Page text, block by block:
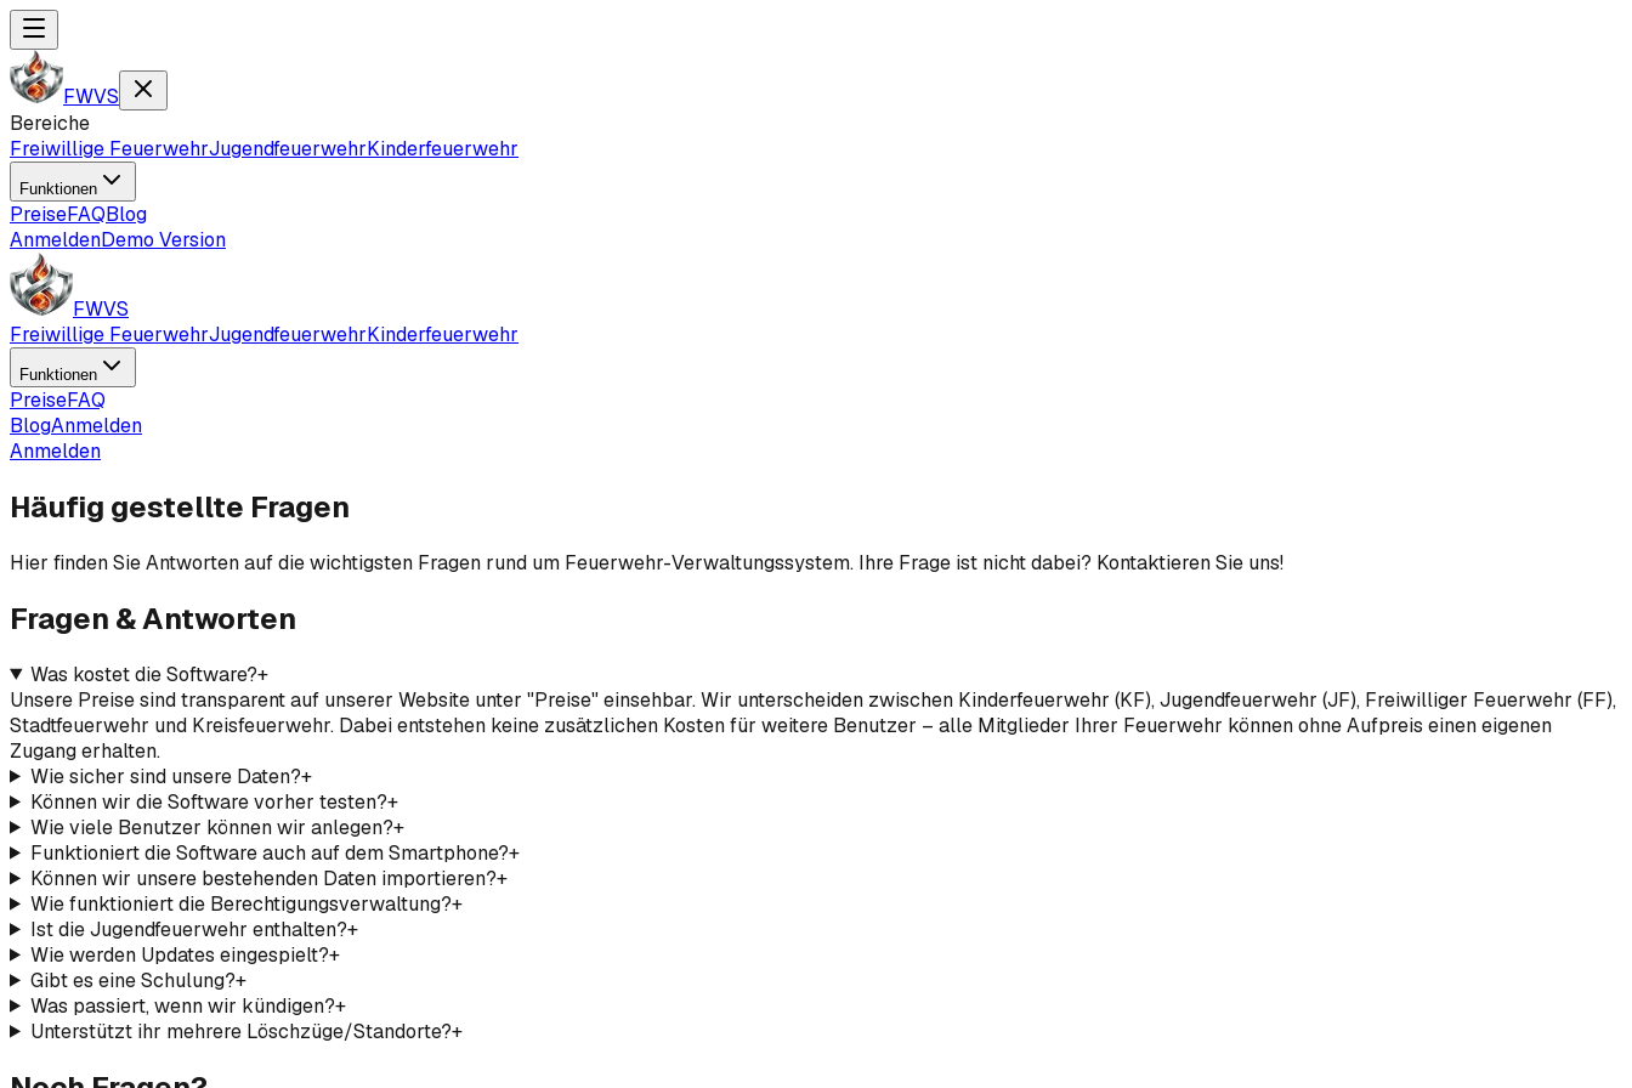
FWVS
Bereiche
Freiwillige FeuerwehrJugendfeuerwehrKinderfeuerwehr
Funktionen
PreiseFAQBlog
AnmeldenDemo Version
FWVS
Freiwillige FeuerwehrJugendfeuerwehrKinderfeuerwehr
Funktionen
PreiseFAQ
BlogAnmelden
Anmelden
Häufig gestellte Fragen
Hier finden Sie Antworten auf die wichtigsten Fragen rund um Feuerwehr-Verwaltungssystem. Ihre Frage ist nicht dabei? Kontaktieren Sie uns!
Fragen & Antworten
Was kostet die Software?+
Unsere Preise sind transparent auf unserer Website unter "Preise" einsehbar. Wir unterscheiden zwischen Kinderfeuerwehr (KF), Jugendfeuerwehr (JF), Freiwilliger Feuerwehr (FF),
Stadtfeuerwehr und Kreisfeuerwehr. Dabei entstehen keine zusätzlichen Kosten für weitere Benutzer – alle Mitglieder Ihrer Feuerwehr können ohne Aufpreis einen eigenen
Zugang erhalten.
Wie sicher sind unsere Daten?+
Können wir die Software vorher testen?+
Wie viele Benutzer können wir anlegen?+
Funktioniert die Software auch auf dem Smartphone?+
Können wir unsere bestehenden Daten importieren?+
Wie funktioniert die Berechtigungsverwaltung?+
Ist die Jugendfeuerwehr enthalten?+
Wie werden Updates eingespielt?+
Gibt es eine Schulung?+
Was passiert, wenn wir kündigen?+
Unterstützt ihr mehrere Löschzüge/Standorte?+